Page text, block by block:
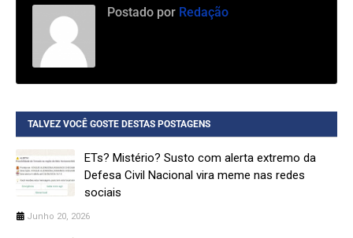
Postado por Redação
TALVEZ VOCÊ GOSTE DESTAS POSTAGENS
ETs? Mistério? Susto com alerta extremo da
Defesa Civil Nacional vira meme nas redes
sociais
Junho 20, 2026